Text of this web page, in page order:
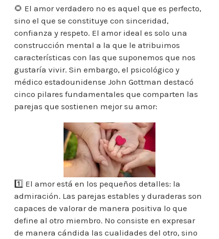
🌻 El amor verdadero no es aquel que es perfecto,
sino el que se constituye con sinceridad,
confianza y respeto. El amor ideal es solo una
construcción mental a la que le atribuimos
características con las que suponemos que nos
gustaría vivir. Sin embargo, el psicológico y
médico estadounidense John Gottman destacó
cinco pilares fundamentales que comparten las
parejas que sostienen mejor su amor:
1️⃣ El amor está en los pequeños detalles: la
admiración. Las parejas estables y duraderas son
capaces de valorar de manera positiva lo que
define al otro miembro. No consiste en expresar
de manera cándida las cualidades del otro, sino